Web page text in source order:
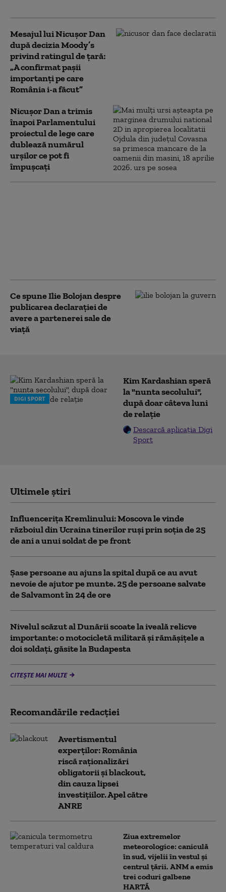
Mesajul lui Nicușor Dan
după decizia Moody’s
privind ratingul de țară:
„A confirmat pașii
importanți pe care
România i-a făcut”
Nicușor Dan a trimis
înapoi Parlamentului
proiectul de lege care
dublează numărul
urșilor ce pot fi
împușcați
Ce spune Ilie Bolojan despre
publicarea declarației de
avere a partenerei sale de
viață
DIGI SPORT
Kim Kardashian speră
la "nunta secolului",
după doar câteva luni
de relație
Descarcă aplicația Digi
Sport
Ultimele știri
Influencerița Kremlinului: Moscova le vinde
războiul din Ucraina tinerilor ruși prin soția de 25
de ani a unui soldat de pe front
Șase persoane au ajuns la spital după ce au avut
nevoie de ajutor pe munte. 25 de persoane salvate
de Salvamont în 24 de ore
Nivelul scăzut al Dunării scoate la iveală relicve
importante: o motocicletă militară și rămășițele a
doi soldați, găsite la Budapesta
CITEȘTE MAI MULTE
Recomandările redacţiei
Avertismentul
experților: România
riscă raționalizări
obligatorii și blackout,
din cauza lipsei
investițiilor. Apel către
ANRE
Ziua extremelor
meteorologice: caniculă
în sud, vijelii în vestul și
centrul țării. ANM a emis
trei coduri galbene
HARTĂ